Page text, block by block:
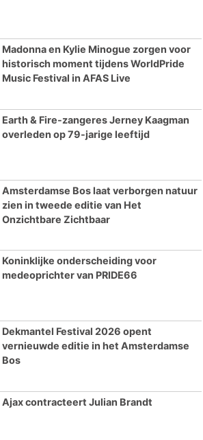
Madonna en Kylie Minogue zorgen voor
historisch moment tijdens WorldPride
Music Festival in AFAS Live
Earth & Fire-zangeres Jerney Kaagman
overleden op 79-jarige leeftijd
Amsterdamse Bos laat verborgen natuur
zien in tweede editie van Het
Onzichtbare Zichtbaar
Koninklijke onderscheiding voor
medeoprichter van PRIDE66
Dekmantel Festival 2026 opent
vernieuwde editie in het Amsterdamse
Bos
Ajax contracteert Julian Brandt